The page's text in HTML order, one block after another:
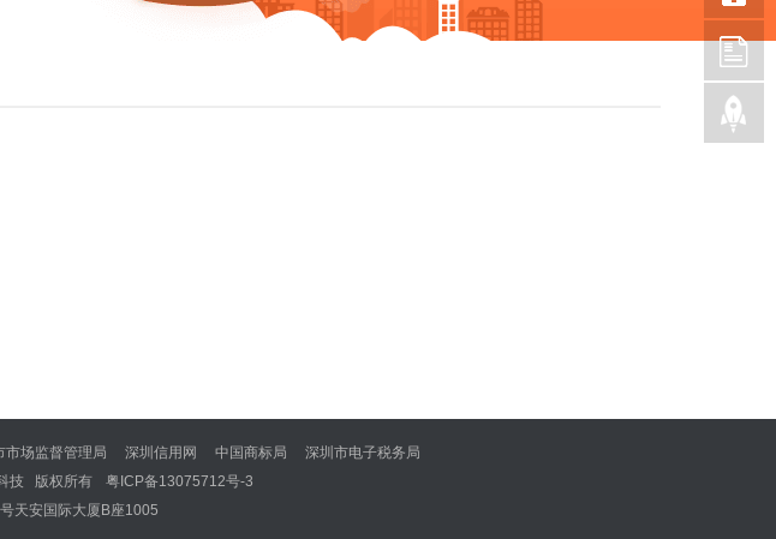
市场监督管理局 深圳信用网 中国商标局
深圳市电子税务局
家食品药品监督管理总局
国家质量监督检验检疫总局
技 版权所有
粤ICP备13075712号-3
天安国际大厦B座1005